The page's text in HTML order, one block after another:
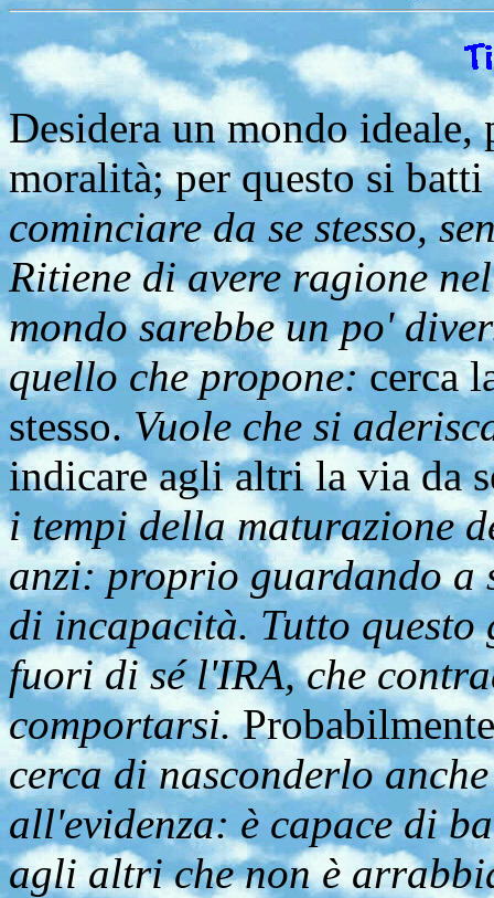
Desidera un mondo
moralità; per questo si
cominciare da se stesso,
Ritiene di avere ragione
mondo sarebbe un po'
quello che propone:cerca
stesso.Vuole che si
indicare agli altri la via da
i tempi della maturazione
anzi: proprio guardando a
di incapacità. Tutto
fuori di sé l'IRA, che
comportarsi.
cerca di nasconderlo
all'evidenza: è capace di
agli altri che non è